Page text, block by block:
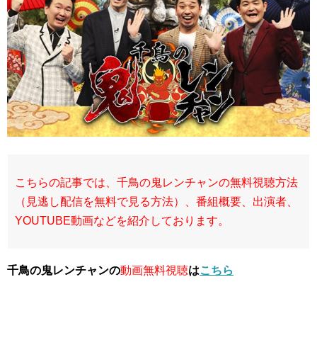
こちらの記事では、千鳥の鬼レンチャンの無料視聴方法
（見逃し配信を無料で見る方法）、番組概要、出演者、
YOUTUBE動画などを紹介しております。
千鳥の鬼レンチャンの動画無料視聴はこちら